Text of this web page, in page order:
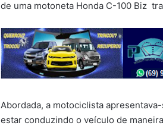
de uma motoneta Honda C-100 Biz
Abordada, a motociclista
estar conduzindo o veículo de